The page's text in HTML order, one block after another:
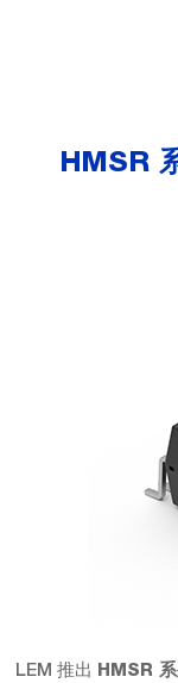
HMSR
LEM 推出 HMSR 系